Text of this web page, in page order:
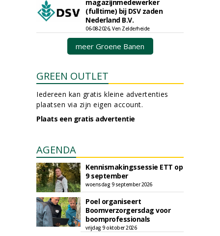
magazijnmedewerker
(fulltime) bij DSV zaden
Nederland B.V.
06-08-2026, Ven Zelderheide
meer Groene Banen
GREEN OUTLET
Iedereen kan gratis kleine advertenties
plaatsen via zijn eigen account.
Plaats een gratis advertentie
AGENDA
Kennismakingssessie ETT op
9 september
woensdag 9 september 2026
Poel organiseert
Boomverzorgersdag voor
boomprofessionals
vrijdag 9 oktober 2026